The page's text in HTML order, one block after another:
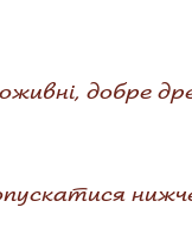
добре